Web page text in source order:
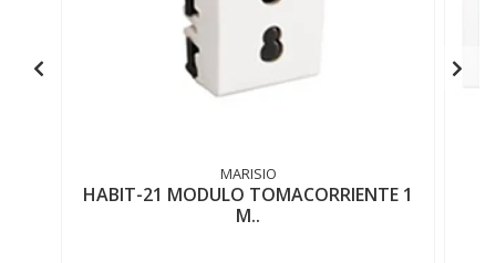
MARISIO
HABIT-21 MODULO TOMACORRIENTE 1
M..